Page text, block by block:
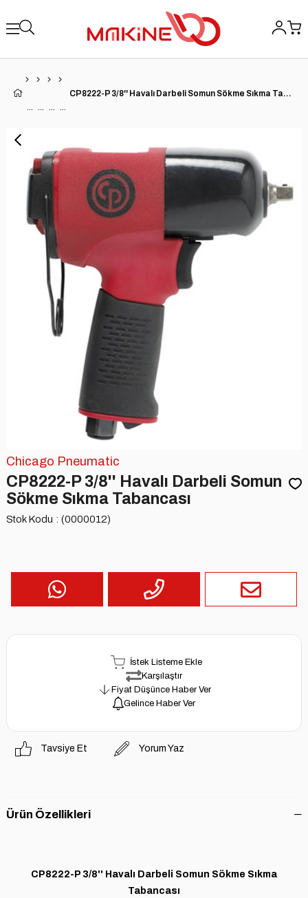
CP8222-P 3/8'' Havalı Darbeli Somun Sökme Sıkma Tabancası
Chicago Pneumatic
CP8222-P 3/8'' Havalı Darbeli Somun
Sökme Sıkma Tabancası
Stok Kodu (0000012)
İstek Listeme Ekle
Karşılaştır
Fiyat Düşünce Haber Ver
Gelince Haber Ver
Tavsiye Et Yorum Yaz
Ürün Özellikleri
CP8222-P 3/8'' Havalı Darbeli Somun Sökme Sıkma
Tabancası